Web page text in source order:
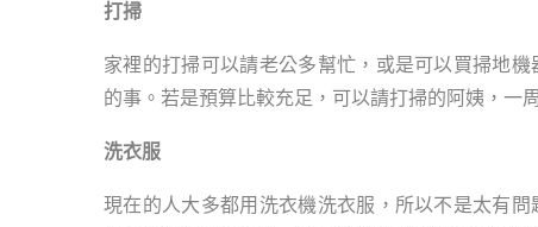
打掃
家裡的打掃可以請老公多幫忙，或是可以買掃地
的事。若是預算比較充足，可以請打掃的阿姨，一
洗衣服
現在的人大多都用洗衣機洗衣服，所以不是太有